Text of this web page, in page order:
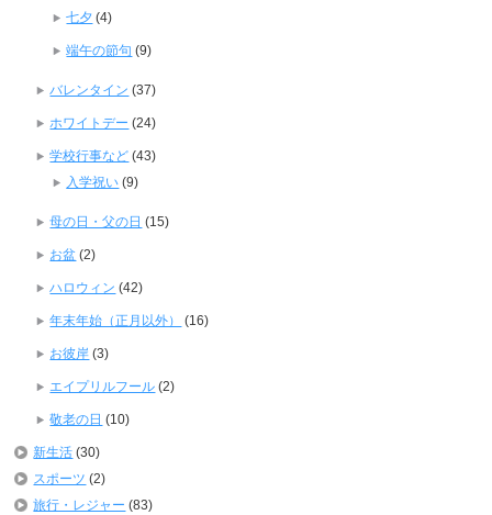
七夕 (4)
端午の節句 (9)
バレンタイン (37)
ホワイトデー (24)
学校行事など (43)
入学祝い (9)
母の日・父の日 (15)
お盆 (2)
ハロウィン (42)
年末年始（正月以外） (16)
お彼岸 (3)
エイプリルフール (2)
敬老の日 (10)
新生活 (30)
スポーツ (2)
旅行・レジャー (83)